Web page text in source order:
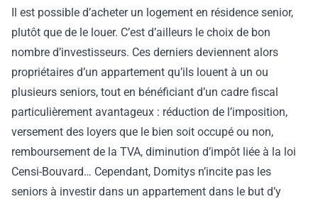
Il est possible d’acheter un logement en résidence senior,
plutôt que de le louer. C’est d’ailleurs le choix de bon
nombre d’investisseurs. Ces derniers deviennent alors
propriétaires d’un appartement qu’ils louent à un ou
plusieurs seniors, tout en bénéficiant d’un cadre fiscal
particulièrement avantageux : réduction de l’imposition,
versement des loyers que le bien soit occupé ou non,
remboursement de la TVA, diminution d’impôt liée à la loi
Censi-Bouvard… Cependant, Domitys n’incite pas les
seniors à investir dans un appartement dans le but d’y